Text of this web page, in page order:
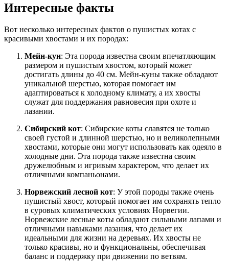
Интересные факты
Вот несколько интересных фактов о пушистых котах с
красивыми хвостами и их породах:
Мейн-кун: Эта порода известна своим впечатляющим
размером и пушистым хвостом, который может
достигать длины до 40 см. Мейн-куны также обладают
уникальной шерстью, которая помогает им
адаптироваться к холодному климату, а их хвосты
служат для поддержания равновесия при охоте и
лазании.
Сибирский кот: Сибирские коты славятся не только
своей густой и длинной шерстью, но и великолепными
хвостами, которые они могут использовать как одеяло в
холодные дни. Эта порода также известна своим
дружелюбным и игривым характером, что делает их
отличными компаньонами.
Норвежский лесной кот: У этой породы также очень
пушистый хвост, который помогает им сохранять тепло
в суровых климатических условиях Норвегии.
Норвежские лесные коты обладают сильными лапами и
отличными навыками лазания, что делает их
идеальными для жизни на деревьях. Их хвосты не
только красивы, но и функциональны, обеспечивая
баланс и поддержку при движении по ветвям.